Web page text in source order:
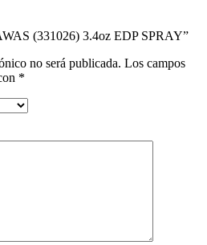
(331026) 3.4oz EDP SPRAY”
no será publicada. Los campos
*